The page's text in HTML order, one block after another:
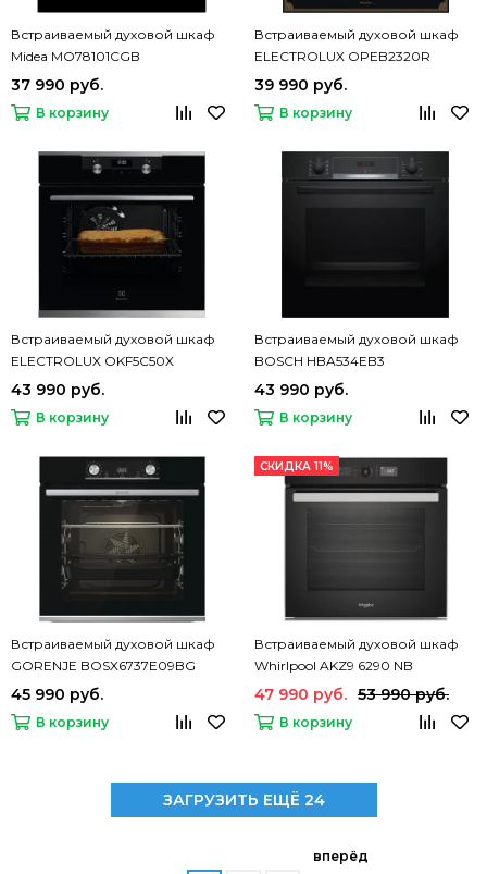
Встраиваемый духовой шкаф
Midea MO78101CGB
37 990 руб.
В корзину
Встраиваемый духовой шкаф
ELECTROLUX OPEB2320R
39 990 руб.
В корзину
Встраиваемый духовой шкаф
ELECTROLUX OKF5C50X
43 990 руб.
В корзину
Встраиваемый духовой шкаф
BOSCH HBA534EB3
43 990 руб.
В корзину
Встраиваемый духовой шкаф
GORENJE BOSX6737E09BG
45 990 руб.
В корзину
СКИДКА 11%
Встраиваемый духовой шкаф
Whirlpool AKZ9 6290 NB
47 990 руб. 53 990 руб.
В корзину
ЗАГРУЗИТЬ ЕЩЁ 24
вперёд